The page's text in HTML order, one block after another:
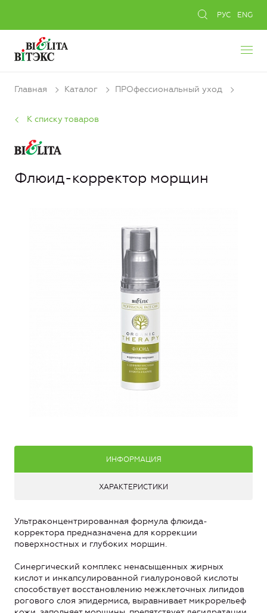
РУС ENG
Главная Каталог ПРОфессиональный уход
К списку товаров
Флюид-корректор морщин
ИНФОРМАЦИЯ
ХАРАКТЕРИСТИКИ
Ультраконцентрированная формула флюида-
корректора предназначена для коррекции
поверхностных и глубоких морщин.
Синергический комплекс ненасыщенных жирных
кислот и инкапсулированной гиалуроновой кислоты
способствует восстановлению межклеточных липидов
рогового слоя эпидермиса, выравнивает микрорельеф